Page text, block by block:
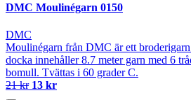
DMC Moulinégarn 0150
DMC
Moulinégarn från DMC är ett
docka innehåller 8.7 meter garn med 6
bomull. Tvättas i 60 grader C.
21 kr 13 kr